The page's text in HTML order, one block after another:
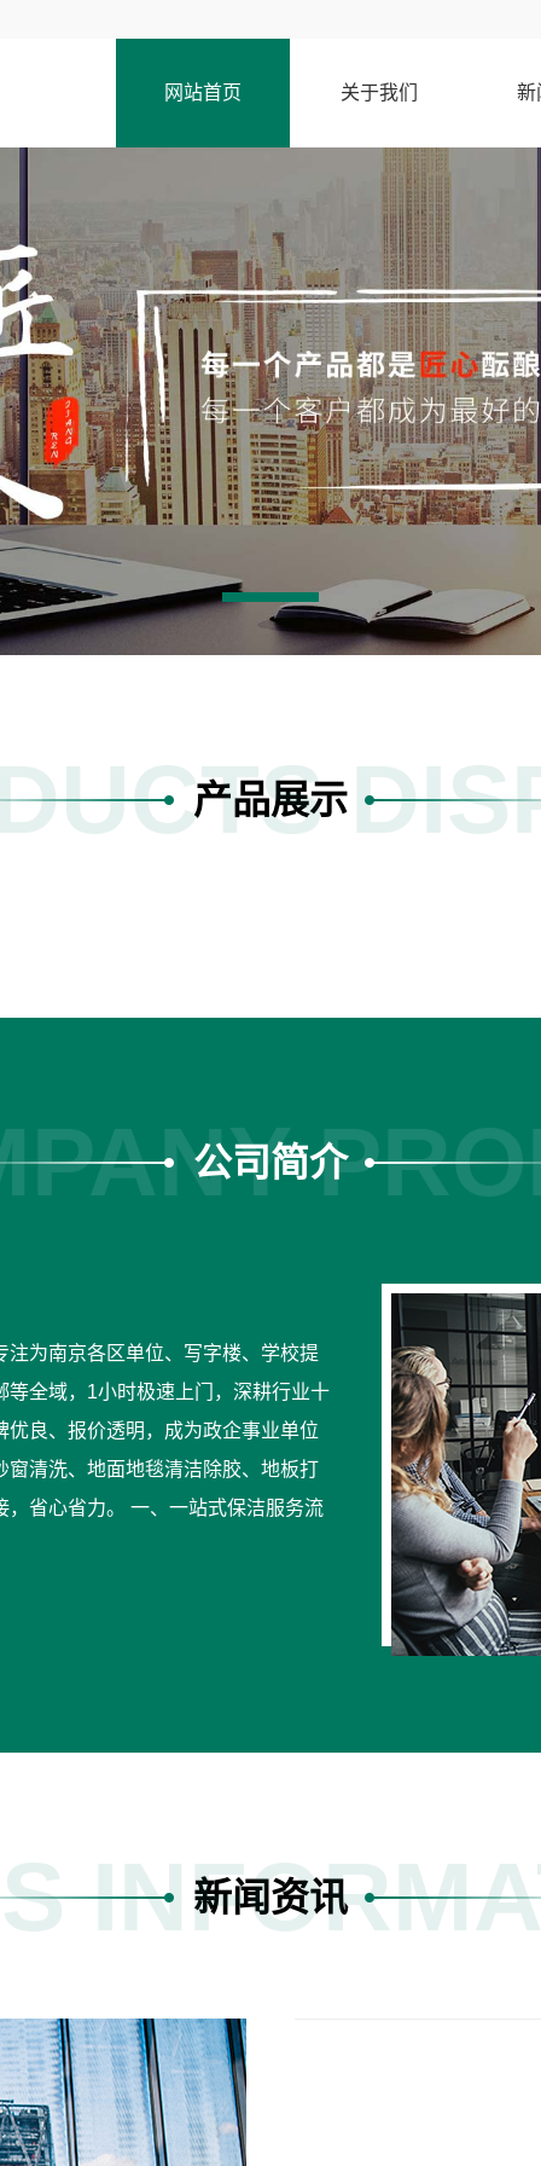
网站首页 关于我们 新
产品展示
公司简介
为南京各区单位、写字楼、学校提
全域，1小时极速上门，深耕行业十
良、报价透明，成为政企事业单位
清洗、地面地毯清洁除胶、地板打
省心省力。 一、一站式保洁服务流
新闻资讯